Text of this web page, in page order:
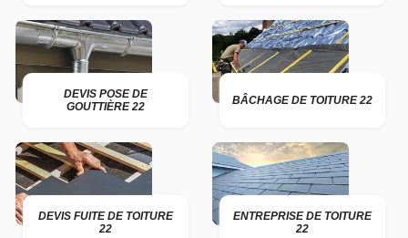
DEVIS POSE DE
GOUTTIÈRE 22
BÂCHAGE DE TOITURE 22
DEVIS FUITE DE TOITURE
22
ENTREPRISE DE TOITURE
22